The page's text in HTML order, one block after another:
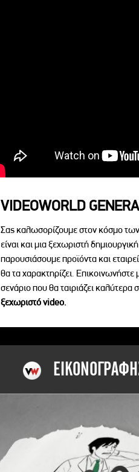
VIDEOWORLD
Σας καλωσορίζουμε στον κόσμο
είναι και μια ξεχωριστή
παρουσιάσουμε προϊόντα και
θα τα χαρακτηρίζει. Επικοινωνήστε
σενάριο που θα ταιριάζει καλύτερα
ξεχωριστό videο.